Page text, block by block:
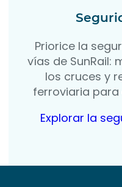
Priorice la
vías de SunRail:
los cruces y
ferroviaria
Explorar la